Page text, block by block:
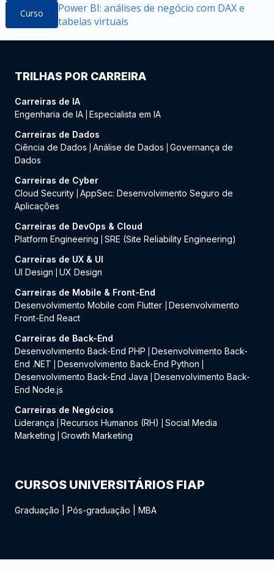
Curso
Power BI: análises de negócio com DAX e
tabelas virtuais
TRILHAS POR CARREIRA
Carreiras de IA
Engenharia de IA Especialista em IA
Carreiras de Dados
Ciência de Dados
Análise de Dados
Governança de
Dados
Carreiras de Cyber
Cloud Security AppSec: Desenvolvimento Seguro de
Aplicações
Carreiras de DevOps & Cloud
Platform Engineering
SRE (Site Reliability Engineering)
Carreiras de UX & UI
UI Design
UX Design
Carreiras de Mobile & Front-End
Desenvolvimento Mobile com Flutter
Desenvolvimento
Front-End React
Carreiras de Back-End
Desenvolvimento Back-End PHP
Desenvolvimento Back-
End .NET
Desenvolvimento Back-End Python
Desenvolvimento Back-End Java
Desenvolvimento Back-
End Node.js
Carreiras de Negócios
Liderança
Recursos Humanos (RH)
Social Media
Marketing
Growth Marketing
CURSOS UNIVERSITÁRIOS FIAP
Graduação Pós-graduação MBA